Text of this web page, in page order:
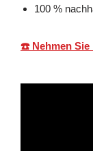
100 %
☎️ Nehmen Sie